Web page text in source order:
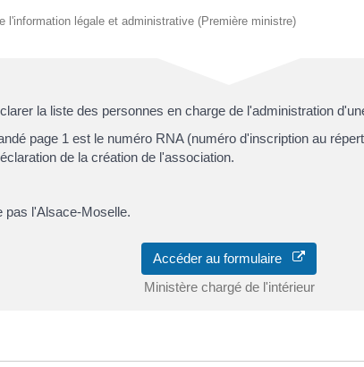
l'information légale et administrative (Première ministre)
la liste des personnes en charge de l'administration
page 1 est le numéro RNA (numéro d'inscription au
de la création de l'association.
pas l'Alsace-Moselle.
Accéder au formulaire
Ministère chargé de l'intérieur